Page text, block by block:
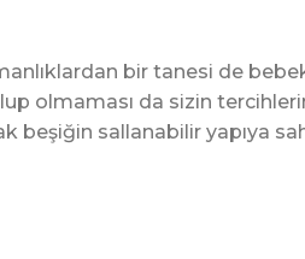
bir tanesi de
olmaması da sizin
beşiğin sallanabilir yapıya